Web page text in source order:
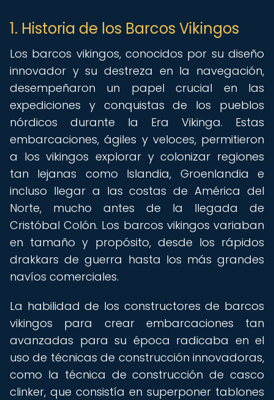
1. Historia de los Barcos Vikingos
Los barcos vikingos, conocidos por su diseño
innovador y su destreza en la navegación,
desempeñaron un papel crucial en las
expediciones y conquistas de los pueblos
nórdicos durante la Era Vikinga. Estas
embarcaciones, ágiles y veloces, permitieron
a los vikingos explorar y colonizar regiones
tan lejanas como Islandia, Groenlandia e
incluso llegar a las costas de América del
Norte, mucho antes de la llegada de
Cristóbal Colón. Los barcos vikingos variaban
en tamaño y propósito, desde los rápidos
drakkars de guerra hasta los más grandes
navíos comerciales.
La habilidad de los constructores de barcos
vikingos para crear embarcaciones tan
avanzadas para su época radicaba en el
uso de técnicas de construcción innovadoras,
como la técnica de construcción de casco
clinker, que consistía en superponer tablones